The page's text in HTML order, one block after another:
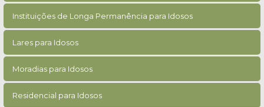
Instituições de Longa Permanência para Idosos
Lares para Idosos
Moradias para Idosos
Residencial para Idosos